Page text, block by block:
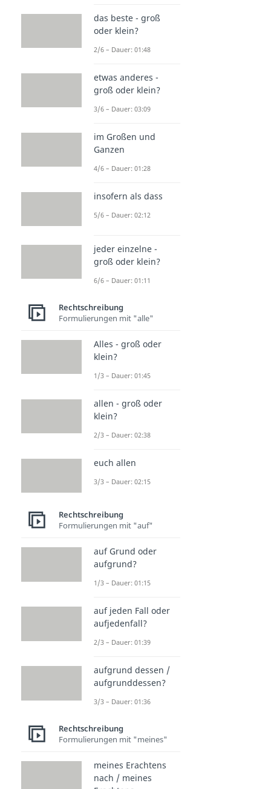
das beste - groß
oder klein?
2/6 – Dauer: 01:48
etwas anderes -
groß oder klein?
3/6 – Dauer: 03:09
im Großen und
Ganzen
4/6 – Dauer: 01:28
insofern als dass
5/6 – Dauer: 02:12
jeder einzelne -
groß oder klein?
6/6 – Dauer: 01:11
Rechtschreibung
Formulierungen mit "alle"
Alles - groß oder
klein?
1/3 – Dauer: 01:45
allen - groß oder
klein?
2/3 – Dauer: 02:38
euch allen
3/3 – Dauer: 02:15
Rechtschreibung
Formulierungen mit "auf"
auf Grund oder
aufgrund?
1/3 – Dauer: 01:15
auf jeden Fall oder
aufjedenfall?
2/3 – Dauer: 01:39
aufgrund dessen /
aufgrunddessen?
3/3 – Dauer: 01:36
Rechtschreibung
Formulierungen mit "meines"
meines Erachtens
nach / meines